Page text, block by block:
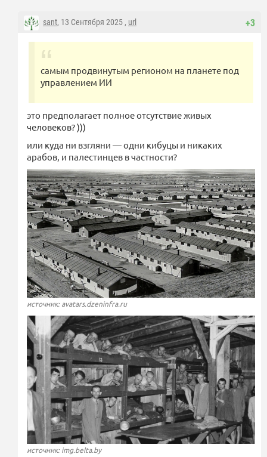
+3
sant, 13 Сентября 2025 , url
самым продвинутым регионом на планете под
управлением ИИ
это предполагает полное отсутствие живых
человеков? )))
или куда ни взгляни — одни кибуцы и никаких
арабов, и палестинцев в частности?
источник: avatars.dzeninfra.ru
источник: img.belta.by